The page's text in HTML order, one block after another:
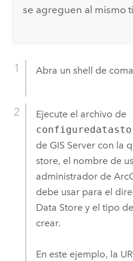
se agreguen al mismo
Abra un shell de
Ejecute el archivo de
de GIS Servercon la
store, el nombre de
administrador de
debe usar para el
Data Storey el tipo
crear.
En este ejemplo, la